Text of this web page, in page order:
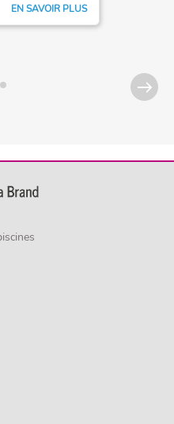
d’analyse !
EN SAVOIR PLUS